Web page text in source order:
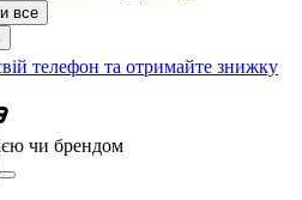
все
телефон та отримайте знижку
чи брендом